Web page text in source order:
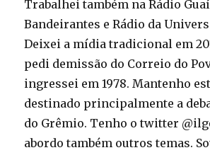
Trabalhei também na Rádio
Bandeirantes e Rádio da
Deixei a mídia tradicional em
pedi demissão do Correio do
ingressei em 1978. Mantenho
destinado principalmente a
do Grêmio. Tenho o twitter
abordo também outros temas.